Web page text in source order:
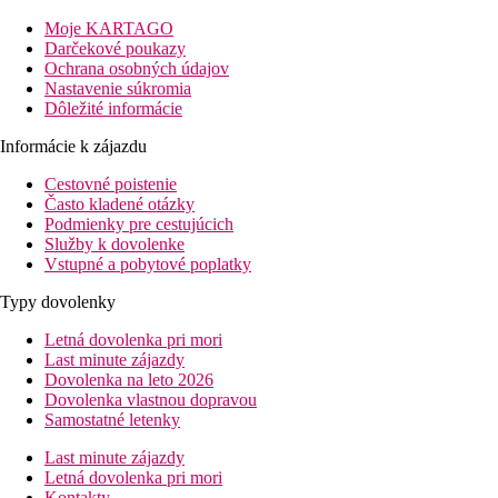
Vzdialenosť
Pláže: 0 m od pláže
letisko: 60 km Kavala
prístav Limenas (spojenie s letiskom Kavala na gréckej
pevnine) cca 18 km
nákupné možnosti: 500 m (Skala Prinos)
Popis izby
Dvojlôžková izba s výhľadom na okolie
klimatizácia (za príplatok)
telefón
WiFi (zadarmo)
chladnička
kúpeľňa/WC (sušič vlasov)
trezor (za príplatok)
balkón alebo terasa
Popis hotela
vstupná hala s recepciou
1 reštaurácia à la carte
Moje KARTAGO
Darčekové poukazy
Ochrana osobných údajov
Nastavenie súkromia
Dôležité informácie
Informácie k zájazdu
Cestovné poistenie
Často kladené otázky
Podmienky pre cestujúcich
Služby k dovolenke
Vstupné a pobytové poplatky
Typy dovolenky
Letná dovolenka pri mori
Last minute zájazdy
Dovolenka na leto 2026
Dovolenka vlastnou dopravou
Samostatné letenky
Last minute zájazdy
Letná dovolenka pri mori